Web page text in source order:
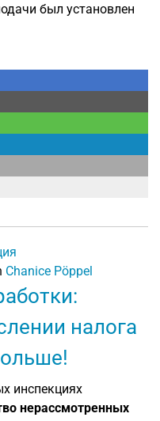
был установлен
Chanice Pöppel
налога
инспекциях
нерассмотренных